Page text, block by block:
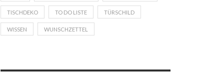
TISCHDEKO TO DO LISTE TÜRSCHILD
WISSEN WUNSCHZETTEL